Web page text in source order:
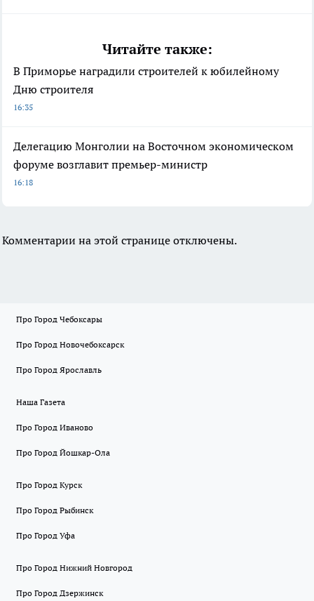
Читайте также:
В Приморье наградили строителей к юбилейному
Дню строителя
16:35
Делегацию Монголии на Восточном экономическом
форуме возглавит премьер-министр
16:18
Комментарии на этой странице отключены.
Про Город Чебоксары
Про Город Новочебоксарск
Про Город Ярославль
Наша Газета
Про Город Иваново
Про Город Йошкар-Ола
Про Город Курск
Про Город Рыбинск
Про Город Уфа
Про Город Нижний Новгород
Про Город Дзержинск